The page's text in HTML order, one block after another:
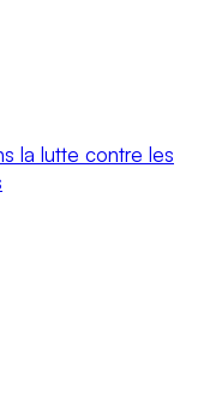
la lutte contre les